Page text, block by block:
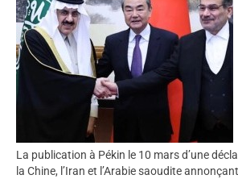
La publication à Pékin le 10 mars d’une
la Chine, l’Iran et l’Arabie saoudite